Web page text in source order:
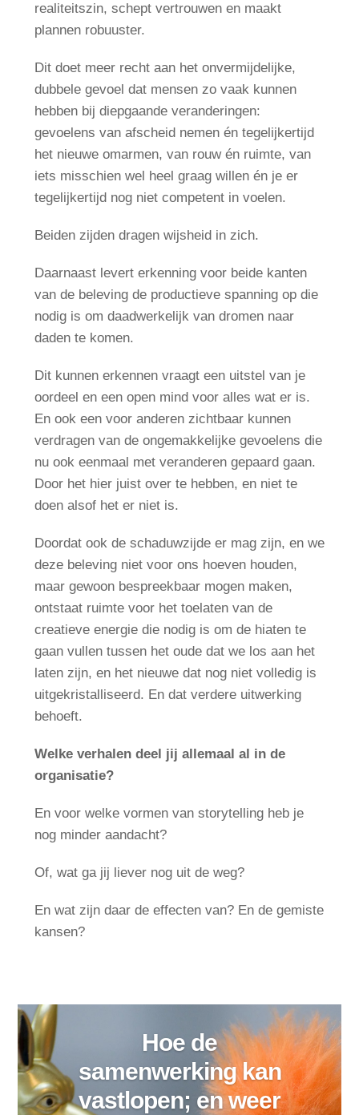
realiteitszin, schept vertrouwen en maakt
plannen robuuster.
Dit doet meer recht aan het onvermijdelijke,
dubbele gevoel dat mensen zo vaak kunnen
hebben bij diepgaande veranderingen:
gevoelens van afscheid nemen én tegelijkertijd
het nieuwe omarmen, van rouw én ruimte, van
iets misschien wel heel graag willen én je er
tegelijkertijd nog niet competent in voelen.
Beiden zijden dragen wijsheid in zich.
Daarnaast levert erkenning voor beide kanten
van de beleving de productieve spanning op die
nodig is om daadwerkelijk van dromen naar
daden te komen.
Dit kunnen erkennen vraagt een uitstel van je
oordeel en een open mind voor alles wat er is.
En ook een voor anderen zichtbaar kunnen
verdragen van de ongemakkelijke gevoelens die
nu ook eenmaal met veranderen gepaard gaan.
Door het hier juist over te hebben, en niet te
doen alsof het er niet is.
Doordat ook de schaduwzijde er mag zijn, en we
deze beleving niet voor ons hoeven houden,
maar gewoon bespreekbaar mogen maken,
ontstaat ruimte voor het toelaten van de
creatieve energie die nodig is om de hiaten te
gaan vullen tussen het oude dat we los aan het
laten zijn, en het nieuwe dat nog niet volledig is
uitgekristalliseerd. En dat verdere uitwerking
behoeft.
Welke verhalen deel jij allemaal al in de
organisatie?
En voor welke vormen van storytelling heb je
nog minder aandacht?
Of, wat ga jij liever nog uit de weg?
En wat zijn daar de effecten van? En de gemiste
kansen?
Hoe de
samenwerking kan
vastlopen; en weer